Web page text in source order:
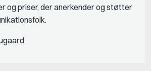
og priser, der anerkender og støtter